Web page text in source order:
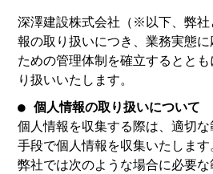
深澤建設株式会社（※以下、弊
報の取り扱いにつき、業務実態
ための管理体制を確立するとと
り扱いいたします。
● 個人情報の取り扱いについて
個人情報を収集する際は、適切
手段で個人情報を収集いたします
弊社では次のような場合に必要